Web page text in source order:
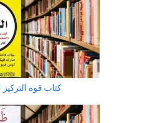
كتاب قوة التركيز PDF